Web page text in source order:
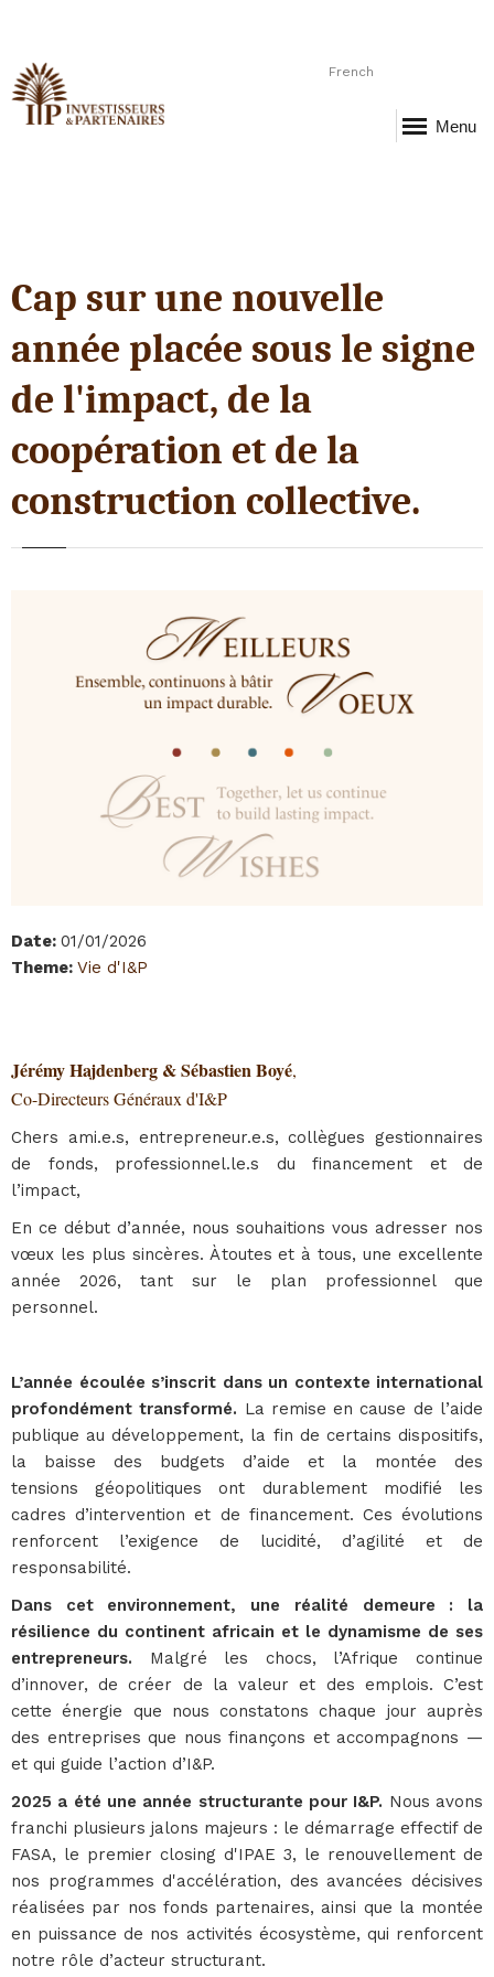
French
Menu
Cap sur une nouvelle
année placée sous le signe
de l'impact, de la
coopération et de la
construction collective.
Date: 01/01/2026
Theme: Vie d'I&P
Jérémy Hajdenberg & Sébastien Boyé,
Co-Directeurs Généraux d'I&P
Chers ami.e.s, entrepreneur.e.s, collègues gestionnaires
de fonds, professionnel.le.s du financement et de
l’impact,
En ce début d’année, nous souhaitions vous adresser nos
vœux les plus sincères. À toutes et à tous, une excellente
année 2026, tant sur le plan professionnel que
personnel.
L’année écoulée s’inscrit dans un contexte international
profondément transformé. La remise en cause de l’aide
publique au développement, la fin de certains dispositifs,
la baisse des budgets d’aide et la montée des
tensions géopolitiques ont durablement modifié les
cadres d’intervention et de financement. Ces évolutions
renforcent l’exigence de lucidité, d’agilité et de
responsabilité.
Dans cet environnement, une réalité demeure : la
résilience du continent africain et le dynamisme de ses
entrepreneurs. Malgré les chocs, l’Afrique continue
d’innover, de créer de la valeur et des emplois. C’est
cette énergie que nous constatons chaque jour auprès
des entreprises que nous finançons et accompagnons —
et qui guide l’action d’I&P.
2025 a été une année structurante pour I&P. Nous avons
franchi plusieurs jalons majeurs : le démarrage effectif de
FASA, le premier closing d'IPAE 3, le renouvellement de
nos programmes d'accélération, des avancées décisives
réalisées par nos fonds partenaires, ainsi que la montée
en puissance de nos activités écosystème, qui renforcent
notre rôle d’acteur structurant.